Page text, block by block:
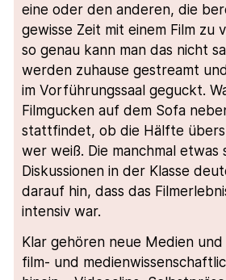
eine oder den anderen, die
gewisse Zeit mit einem Film zu
so genau kann man das nicht
werden zuhause gestreamt
im Vorführungssaal geguckt.
Filmgucken auf dem Sofa
stattfindet, ob die Hälfte
wer weiß. Die manchmal etwas
Diskussionen in der Klasse
darauf hin, dass das
intensiv war.
Klar gehören neue Medien
film- und